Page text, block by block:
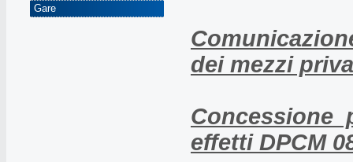
Gare
dei mezzi
Concessione
effetti DPCM